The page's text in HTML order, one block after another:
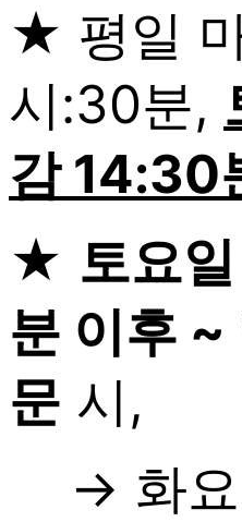
★ 평일
시:30분,
감 14:30
★ 토요
분 이후 ~
문 시,
→ 화요